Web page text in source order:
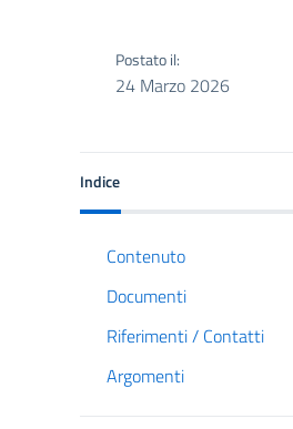
Postato il:
24 Marzo 2026
Indice
Contenuto
Documenti
Riferimenti / Contatti
Argomenti